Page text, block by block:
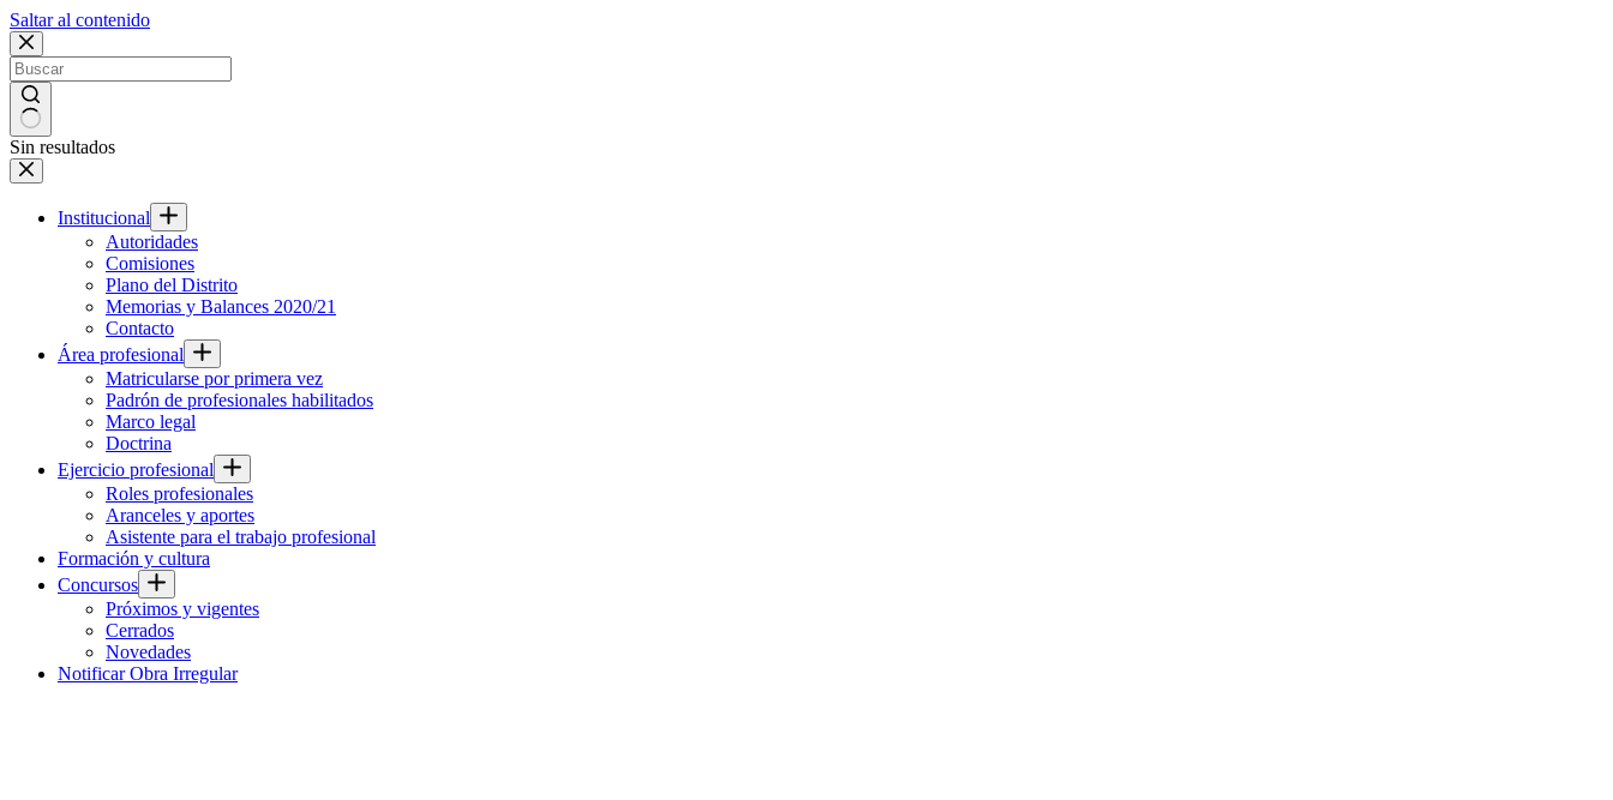
Saltar al contenido
Sin resultados
Institucional
Autoridades
Comisiones
Plano del Distrito
Memorias y Balances 2020/21
Contacto
Área profesional
Matricularse por primera vez
Padrón de profesionales habilitados
Marco legal
Doctrina
Ejercicio profesional
Roles profesionales
Aranceles y aportes
Asistente para el trabajo profesional
Formación y cultura
Concursos
Próximos y vigentes
Cerrados
Novedades
Notificar Obra Irregular